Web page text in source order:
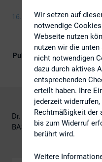
16. Januar 2020
Publikationsform
Dr. Tim Balensiefer
BASF
Wir setzen auf
notwendige
Webseite nutzen
nutzen wir die
nicht notwendigen
dazu durch aktives
entsprechenden
erteilt haben. Ihre
jederzeit
Rechtmäßigkeit der
bis zum Widerruf
berührt wird.
Weitere